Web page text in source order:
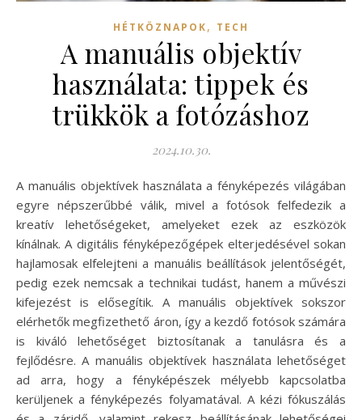
HÉTKÖZNAPOK, TECH
A manuális objektív
használata: tippek és
trükkök a fotózáshoz
2024.10.30.
A manuális objektívek használata a fényképezés világában
egyre népszerűbbé válik, mivel a fotósok felfedezik a
kreatív lehetőségeket, amelyeket ezek az eszközök
kínálnak. A digitális fényképezőgépek elterjedésével sokan
hajlamosak elfelejteni a manuális beállítások jelentőségét,
pedig ezek nemcsak a technikai tudást, hanem a művészi
kifejezést is elősegítik. A manuális objektívek sokszor
elérhetők megfizethető áron, így a kezdő fotósok számára
is kiváló lehetőséget biztosítanak a tanulásra és a
fejlődésre. A manuális objektívek használata lehetőséget
ad arra, hogy a fényképészek mélyebb kapcsolatba
kerüljenek a fényképezés folyamatával. A kézi fókuszálás